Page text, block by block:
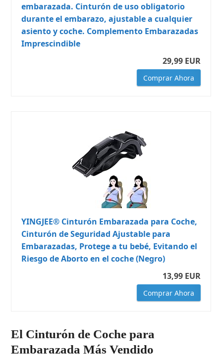
embarazada. Cinturón de uso obligatorio
durante el embarazo, ajustable a cualquier
asiento y coche. Complemento Embarazadas
Imprescindible
29,99 EUR
Comprar Ahora
YINGJEE® Cinturón Embarazada para Coche,
Cinturón de Seguridad Ajustable para
Embarazadas, Protege a tu bebé, Evitando el
Riesgo de Aborto en el coche (Negro)
13,99 EUR
Comprar Ahora
El Cinturón de Coche para
Embarazada Más Vendido